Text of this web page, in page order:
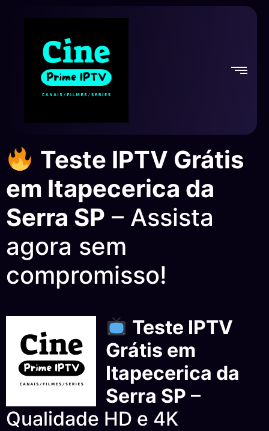
Teste IPTV Grátis
em Itapecerica da
Serra SP – Assista
agora sem
compromisso!
Teste IPTV
Grátis em
Itapecerica da
Serra SP –
Qualidade HD e 4K